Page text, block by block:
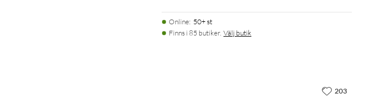
Online: 50+ st
Finns i 85 butiker. Välj butik
203